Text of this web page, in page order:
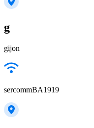
g
gijon
sercommBA1919